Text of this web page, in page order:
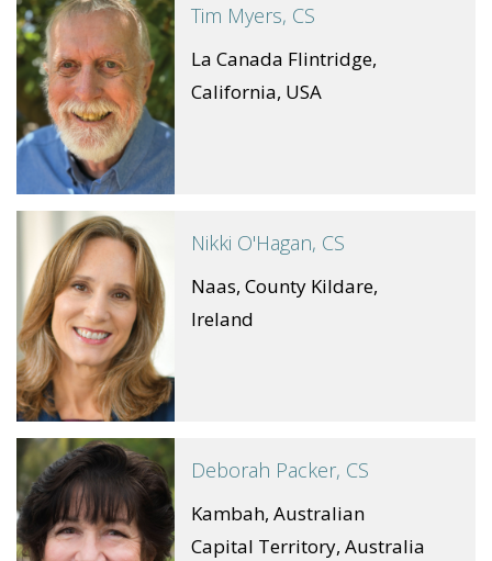
Tim Myers, CS
La Canada Flintridge,
California, USA
Nikki O'Hagan, CS
Naas, County Kildare,
Ireland
Deborah Packer, CS
Kambah, Australian
Capital Territory, Australia